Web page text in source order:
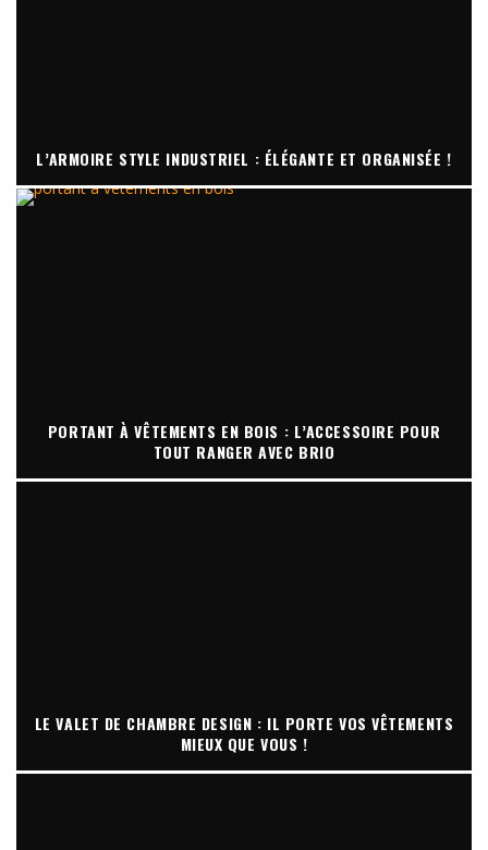
L’ARMOIRE STYLE INDUSTRIEL : ÉLÉGANTE ET ORGANISÉE !
PORTANT À VÊTEMENTS EN BOIS : L’ACCESSOIRE POUR
TOUT RANGER AVEC BRIO
LE VALET DE CHAMBRE DESIGN : IL PORTE VOS VÊTEMENTS
MIEUX QUE VOUS !